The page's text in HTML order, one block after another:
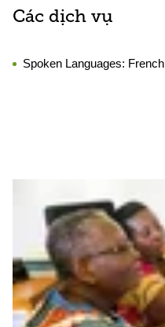
Các dịch vụ
Spoken Languages: French